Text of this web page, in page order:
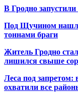
В Гродно запустили
Под Щучином
тоннами браги
Житель Гродно
лишился свыше
Леса под запретом:
охватили все